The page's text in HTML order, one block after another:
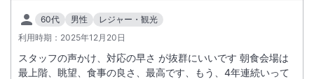
60代 男性
レジャー・観光
利用時期： 2025年12月20日
スタッフの声かけ、対応の早さ が抜群にいいです 朝食会場は
最上階、眺望、食事の良さ、最高です、もう、4年連続いって